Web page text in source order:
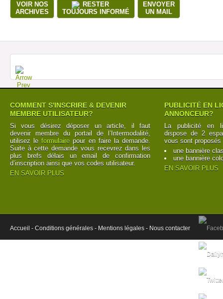
VOIR NOS
ARCHIVES
RESTER
TOUJOURS INFORMÉ
ENVOYER
UN MAIL
COMMENT S'INSCRIRE & DEVENIR
MEMBRE UTILISATEUR?
Si vous désirez déposer un article, il faut
devenir membre du portail de l’Intermodalité,
utilisez leformulaire pour en faire la demande.
Suite à cette demande vous recevrez dans les
plus brefs délais un email de confirmation
d’inscription ainsi que vos codes utilisateur.
EN SAVOIR PLUS
PUBLICITÉ EN
ANNONCEUR?
La publicité en
dispose de 2
vous sont proposés
une bannière
une bannière
EN SAVOIR PLUS
Accueil - Conditions générales - Mentions légales - Nous contacter